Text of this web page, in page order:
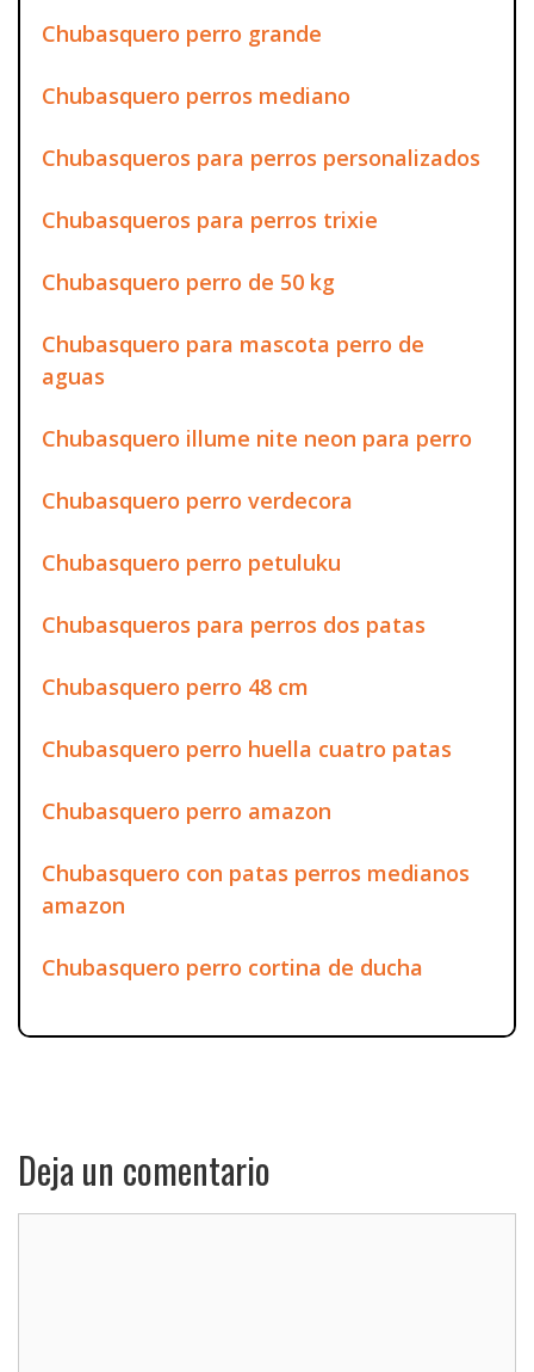
Chubasquero perro grande
Chubasquero perros mediano
Chubasqueros para perros personalizados
Chubasqueros para perros trixie
Chubasquero perro de 50 kg
Chubasquero para mascota perro de
aguas
Chubasquero illume nite neon para perro
Chubasquero perro verdecora
Chubasquero perro petuluku
Chubasqueros para perros dos patas
Chubasquero perro 48 cm
Chubasquero perro huella cuatro patas
Chubasquero perro amazon
Chubasquero con patas perros medianos
amazon
Chubasquero perro cortina de ducha
Deja un comentario